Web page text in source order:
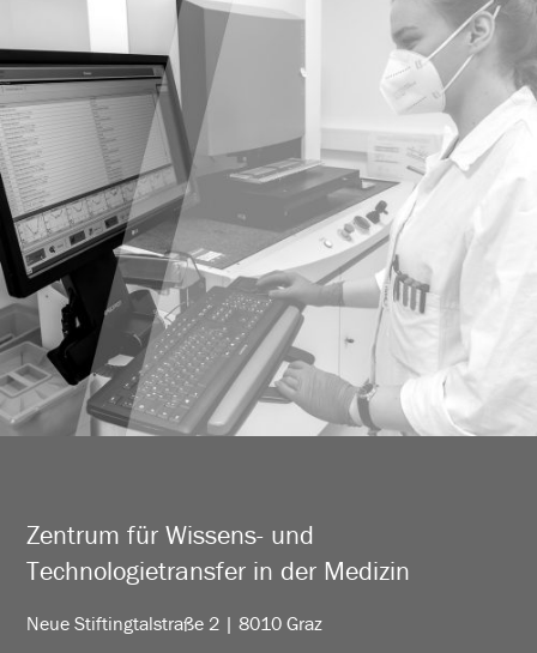
Zentrum für Wissens- und
Technologietransfer in der Medizin
Neue Stiftingtalstraße 2 | 8010 Graz